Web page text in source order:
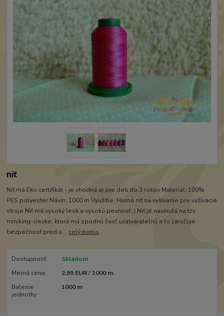
niť
Niť má Eko certifikát - je vhodná aj pre deti do 3 rokov Materiál: 100%
PES polyester Návin: 1000 m Využitie: Horná niť na vyšívanie pre vyšívacie
stroje Niť má vysoký lesk a vysokú pevnosť :) Niť je navinutá na tzv.
miniking-cievke, ktorá má spodnú časť uzatvárateľnú a to zaručuje
bezpečnosť pred o... celý popis
Dostupnosť
Skladom
Merná cena
2,99 EUR / 1000 m
Balenie
jednotky
1000 m